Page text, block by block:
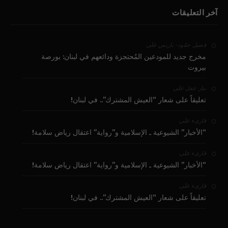
آخر التعليقات
فضيل حمّود - باريس على
مخرج جديد للمودعين المُحتجزة ودائعهم في لبنان: بورصة
بيروت
بيار عقل على
تعليقاً على شعار “العيش المشترك”.. في لبنان!
قارىء على
“الأخبار” الشيوعية ـ الإسلامية و”رواية” اعتقال رياض سلامة!
قارىء على
“الأخبار” الشيوعية ـ الإسلامية و”رواية” اعتقال رياض سلامة!
قارىء على
تعليقاً على شعار “العيش المشترك”.. في لبنان!